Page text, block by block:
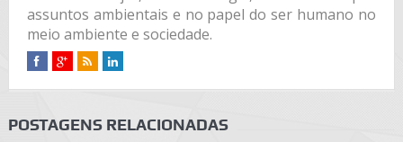
assuntos ambientais e no papel do ser humano no
meio ambiente e sociedade.
POSTAGENS RELACIONADAS